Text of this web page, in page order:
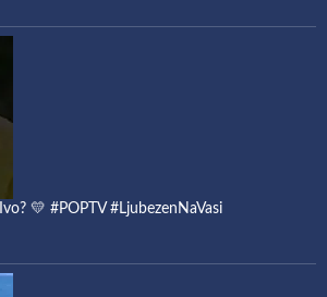
💛 #POPTV #LjubezenNaVasi